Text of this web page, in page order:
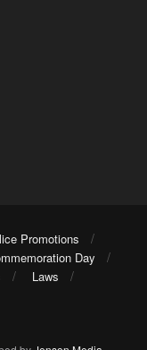
Promotions
Day
Laws